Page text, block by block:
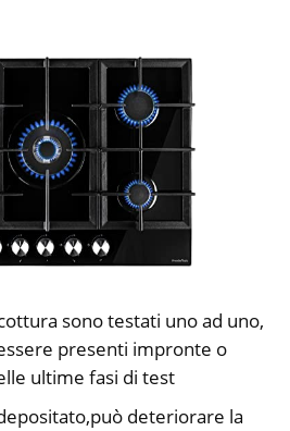
sono testati uno ad uno,
presenti impronte o
ultime fasi di test
deteriorare la